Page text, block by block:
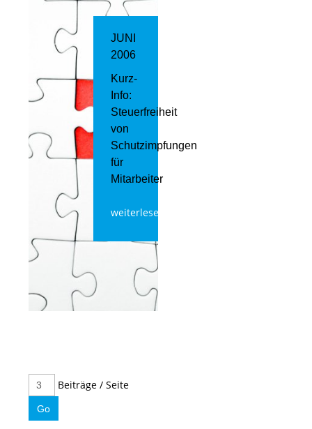
JUNI
2006
Kurz-
Info:
Steuerfreiheit
von
Schutzimpfungen
für
Mitarbeiter
weiterlesen
Beiträge / Seite